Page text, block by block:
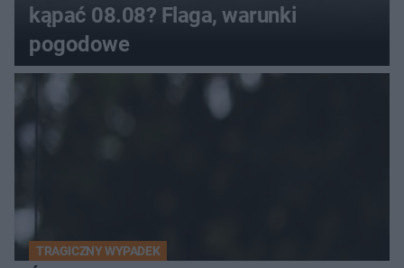
kąpać 08.08? Flaga, warunki
pogodowe
TRAGICZNY WYPADEK